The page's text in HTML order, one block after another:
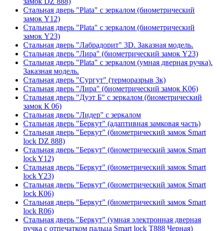
Стальная дверь "Plata" с зеркалом (биометрический
замок Y12)
Стальная дверь "Plata" с зеркалом (биометрический
замок Y23)
Стальная дверь "Лабрадорит" 3D. Заказная модель.
Стальная дверь "Лира" (биометрический замок Y23)
Стальная дверь "Plata" с зеркалом (умная дверная ручка).
Заказная модель.
Стальная дверь "Сургут" (терморазрыв 3к)
Стальная дверь "Лира" (биометрический замок K06)
Стальная дверь "Дуэт Б" с зеркалом (биометрический
замок К 06)
Стальная дверь "Лидер" с зеркалом
Стальная дверь "Беркут" (адаптивная замковая часть)
Стальная дверь "Беркут" (биометрический замок Smart
lock DZ 888)
Стальная дверь "Беркут" (биометрический замок Smart
lock Y12)
Стальная дверь "Беркут" (биометрический замок Smart
lock Y23)
Стальная дверь "Беркут" (биометрический замок Smart
lock К06)
Стальная дверь "Беркут" (биометрический замок Smart
lock R06)
Стальная дверь "Беркут" (умная электронная дверная
ручка с отпечатком пальца Smart lock T888 Черная)